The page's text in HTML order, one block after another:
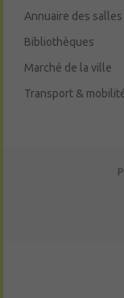
Annuaire des salles
Bibliothèques
Marché de la ville
Transport &